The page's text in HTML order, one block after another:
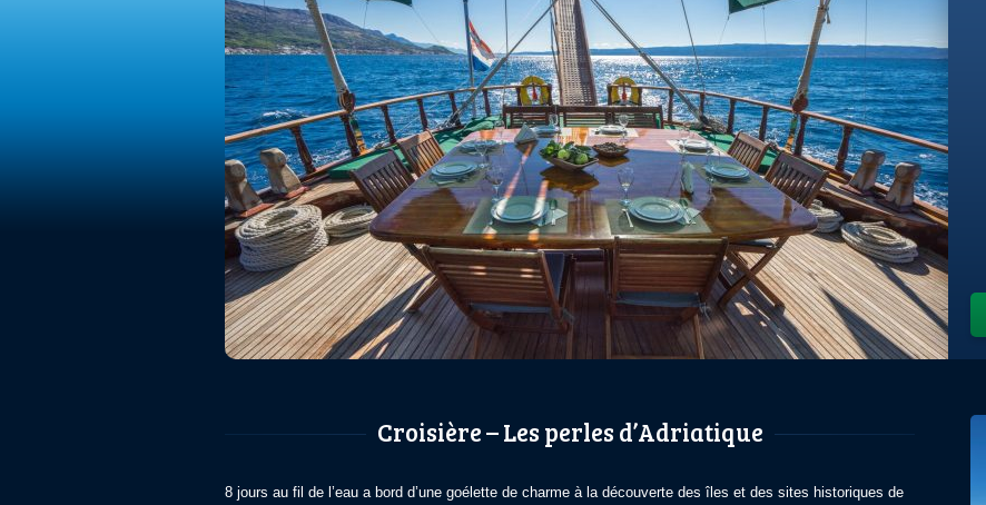
Croisière – Les perles d’Adriatique
8 jours au fil de l’eau a bord d’une goélette de charme à la découverte des îles et des sites historiques de